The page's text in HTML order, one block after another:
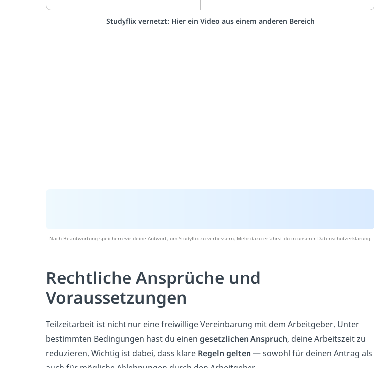
Studyflix vernetzt: Hier ein Video aus einem anderen Bereich
Nach Beantwortung speichern wir deine Antwort, um Studyflix zu verbessern. Mehr dazu erfährst du in unserer Datenschutzerklärung.
Rechtliche Ansprüche und
Voraussetzungen
Teilzeitarbeit ist nicht nur eine freiwillige Vereinbarung mit dem Arbeitgeber. Unter
bestimmten Bedingungen hast du einen gesetzlichen Anspruch, deine Arbeitszeit zu
reduzieren. Wichtig ist dabei, dass klare Regeln gelten — sowohl für deinen Antrag als